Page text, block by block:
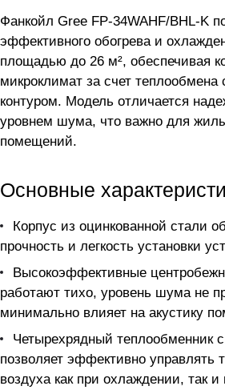
Фанкойл Gree FP-34WAHF/BHL-K
эффективного обогрева и
площадью до 26 м², обеспечивая
микроклимат за счет теплообмена
контуром. Модель отличается
уровнем шума, что важно для
помещений.
Основные
Корпус из оцинкованной стали
прочность и легкость установки
Высокоэффективные
работают тихо, уровень шума не
минимально влияет на акустику
Четырехрядный теплообменник
позволяет эффективно управлять
воздуха как при охлаждении, так и